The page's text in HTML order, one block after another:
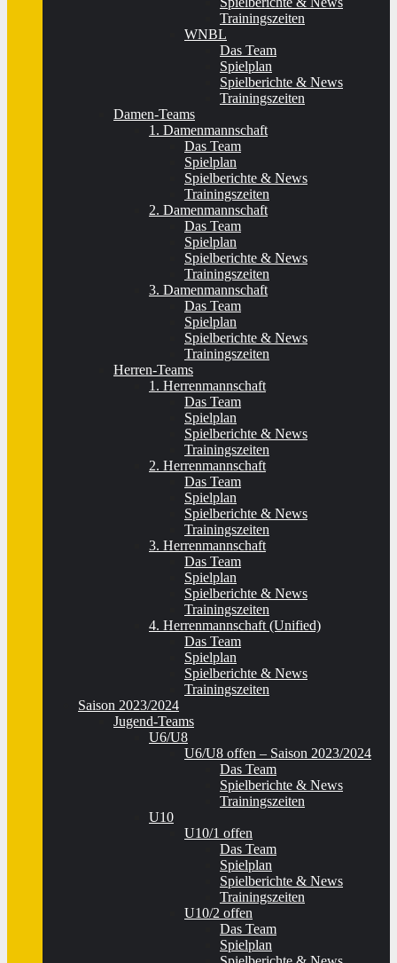
Trainingszeiten
WNBL
Das Team
Spielplan
Spielberichte & News
Trainingszeiten
Damen-Teams
1. Damenmannschaft
Das Team
Spielplan
Spielberichte & News
Trainingszeiten
2. Damenmannschaft
Das Team
Spielplan
Spielberichte & News
Trainingszeiten
3. Damenmannschaft
Das Team
Spielplan
Spielberichte & News
Trainingszeiten
Herren-Teams
1. Herrenmannschaft
Das Team
Spielplan
Spielberichte & News
Trainingszeiten
2. Herrenmannschaft
Das Team
Spielplan
Spielberichte & News
Trainingszeiten
3. Herrenmannschaft
Das Team
Spielplan
Spielberichte & News
Trainingszeiten
4. Herrenmannschaft (Unified)
Das Team
Spielplan
Spielberichte & News
Trainingszeiten
Saison 2023/2024
Jugend-Teams
U6/U8
U6/U8 offen – Saison 2023/2024
Das Team
Spielberichte & News
Trainingszeiten
U10
U10/1 offen
Das Team
Spielplan
Spielberichte & News
Trainingszeiten
U10/2 offen
Das Team
Spielplan